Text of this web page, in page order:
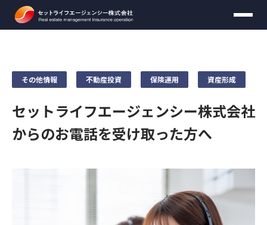
その他情報 不動産投資 保険運用 資産形成
セットライフエージェンシー株式会社
からのお電話を受け取った方へ
資料ダウンロード
【頭金のかからない不動産運用マニュアル】をお送りいた
します。
必要事項をご入力のうえ、送信してください。
お名前
資料請求
必要事項をご入力のうえ、送信してください。
無料個別セミナー
無料セミナーの時間は30分を予定しておりま
ご契約を行ったり契約
に関して迫ることはございません。
お問い合わせ